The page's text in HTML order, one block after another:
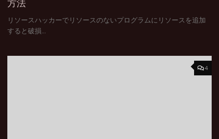
方法
リソースハッカーでリソースのないプログラムにリソースを追加
すると破損...
4